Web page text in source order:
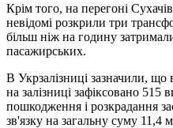
Крім того, на перегоні
невідомі розкрили три
більш ніж на годину
пасажирських.
В Укрзалізниці зазначили, що
на залізниці зафіксовано 515
пошкодження і розкрадання
зв'язку на загальну суму 11,4